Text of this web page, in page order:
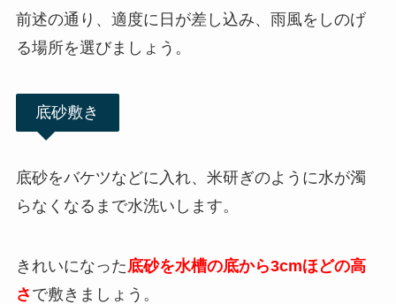
前述の通り、適度に日が差し込み、雨風をしのげ
る場所を選びましょう。
底砂敷き
底砂をバケツなどに入れ、米研ぎのように水が濁
らなくなるまで水洗いします。
きれいになった底砂を水槽の底から3cmほどの高
さ で敷きましょう。